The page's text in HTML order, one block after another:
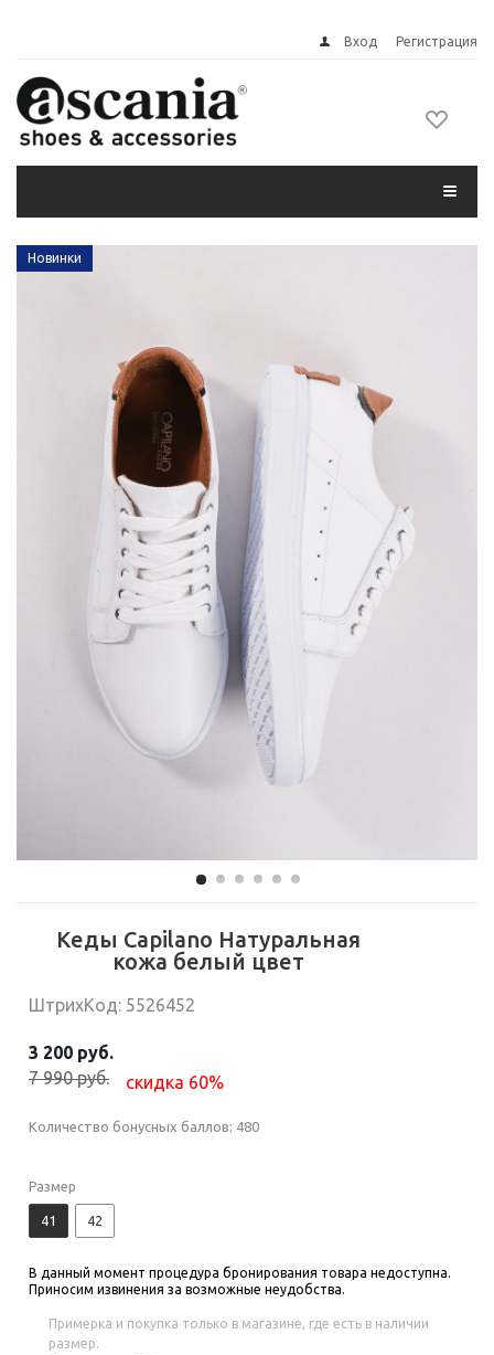
Вход Регистрация
Новинки
Кеды Capilano Натуральная
кожа белый цвет
ШтрихКод: 5526452
3 200 руб.
7 990 руб.
скидка 60%
Количество бонусных баллов: 480
Размер
41 42
В данный момент процедура бронирования товара недоступна.
Приносим извинения за возможные неудобства.
Примерка и покупка только в магазине, где есть в наличии
размер.